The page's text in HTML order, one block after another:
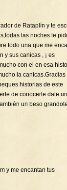
de Rataplín y te
las noches le
todo una que me
y sus canicas , ¡ es
con el en esa
la canicas.Gracias
historias de este
de conocerle dale un
un beso
y me encantan tus